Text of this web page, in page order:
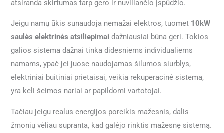
atsiranda skirtumas tarp gero ir nuviliančio įspūdžio.
Jeigu namų ūkis sunaudoja nemažai elektros, tuomet 10kW
saulės elektrinės atsiliepimai dažniausiai būna geri. Tokios
galios sistema dažnai tinka didesniems individualiems
namams, ypač jei juose naudojamas šilumos siurblys,
elektriniai buitiniai prietaisai, veikia rekuperacinė sistema,
yra keli šeimos nariai ar papildomi vartotojai.
Tačiau jeigu realus energijos poreikis mažesnis, dalis
žmonių vėliau supranta, kad galėjo rinktis mažesnę sistemą.